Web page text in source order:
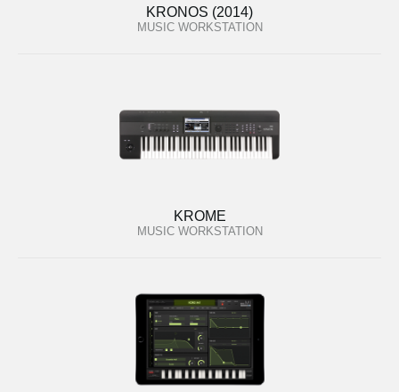
KRONOS (2014)
MUSIC WORKSTATION
KROME
MUSIC WORKSTATION